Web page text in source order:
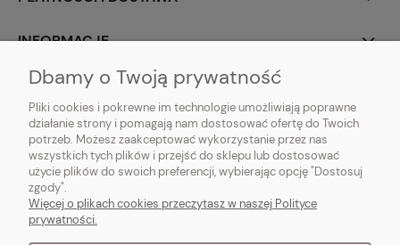
INFORMACJE
O NAS
Vintagedeco.pl - sklep internetowy - meble i artykuły dekoracyjne do domu
i ogrodu w stylu vintage, skandynawskim, prowansalskim, boho, shabby
chic, industrialnym i loft.
Dbamy o Twoją prywatność
Pliki cookies i pokrewne im technologie umożliwiają poprawne
działanie strony i pomagają nam dostosować ofertę do Twoich
potrzeb. Możesz zaakceptować wykorzystanie przez nas
wszystkich tych plików i przejść do sklepu lub dostosować
użycie plików do swoich preferencji, wybierając opcję "Dostosuj
zgody".
Więcej o plikach cookies przeczytasz w naszej Polityce
prywatności.